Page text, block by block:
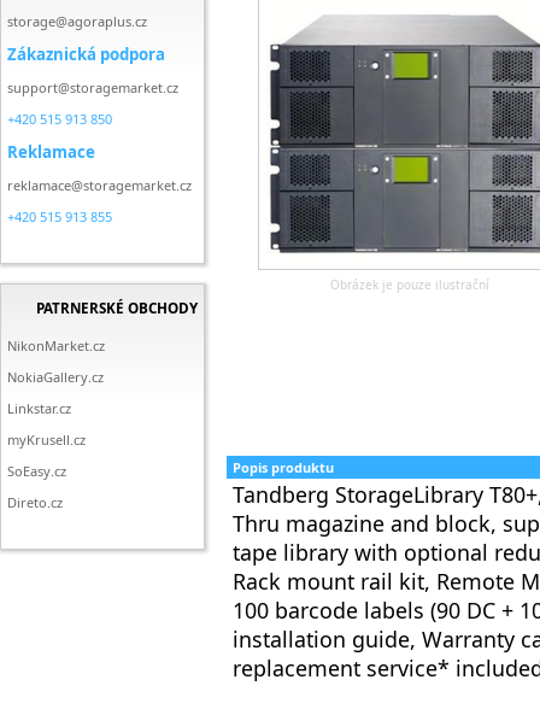
storage@agoraplus.cz
Zákaznická podpora
support@storagemarket.cz
+420 515 913 850
Reklamace
reklamace@storagemarket.cz
+420 515 913 855
PATRNERSKÉ OBCHODY
NikonMarket.cz
NokiaGallery.cz
Linkstar.cz
myKrusell.cz
SoEasy.cz
Direto.cz
Obrázek je pouze ilustrační
Popis produktu
Tandberg StorageLibrary
Thru magazine and block,
tape library with optional
Rack mount rail kit, Remote
100 barcode labels (90 DC +
installation guide, Warranty
replacement service*